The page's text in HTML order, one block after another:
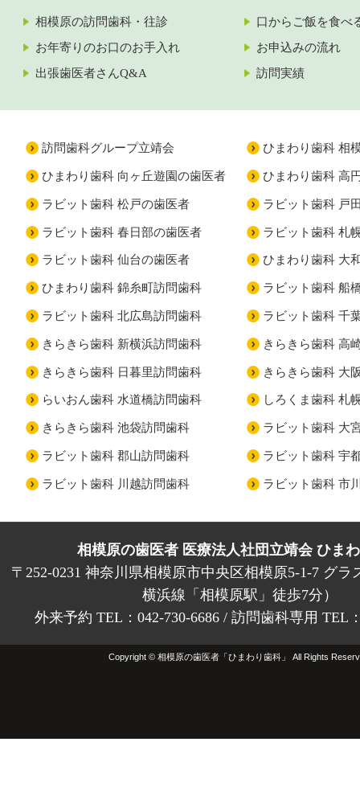
相模原の訪問歯科・往診
口からご飯を食べ
お年寄りのお口のお手入れ
お申込みの流れ
出張歯医者さんQ&A
訪問実績
訪問歯科グループ立靖会 ひまわり歯科 相
ひまわり歯科 向ヶ丘遊園の歯医者 ひまわり歯科 高
ラビット歯科 松戸の歯医者 ラビット歯科 戸
ラビット歯科 春日部の歯医者 ラビット歯科 札
ラビット歯科 仙台の歯医者 ひまわり歯科 大
ひまわり歯科 錦糸町訪問歯科 ラビット歯科 船
ラビット歯科 北広島訪問歯科 ラビット歯科 千
きらきら歯科 新横浜訪問歯科 きらきら歯科 高
きらきら歯科 日暮里訪問歯科 きらきら歯科 大
らいおん歯科 水道橋訪問歯科 しろくま歯科 札
きらきら歯科 池袋訪問歯科 ラビット歯科 大
ラビット歯科 郡山訪問歯科 ラビット歯科 宇
ラビット歯科 川越訪問歯科 ラビット歯科 市
相模原の歯医者 医療法人社団立靖会 ひま
〒252-0231 神奈川県相模原市中央区相模原5-1-7 グラ
横浜線「相模原駅」徒歩7分）
外来予約 TEL：042-730-6686 / 訪問歯科専用 TEL
Copyright © 相模原の歯医者「ひまわり歯科」 All Rights